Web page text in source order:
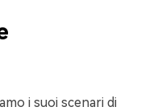
i suoi scenari di